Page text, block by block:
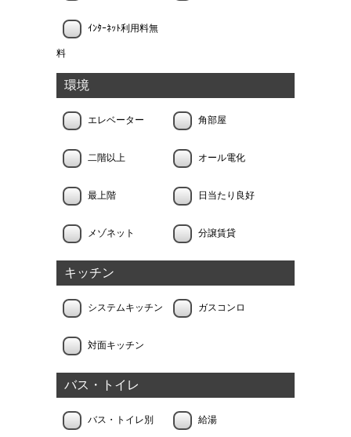
ｲﾝﾀｰﾈｯﾄ利用料無
料
環境
エレベーター 角部屋
二階以上 オール電化
最上階 日当たり良好
メゾネット 分譲賃貸
キッチン
システムキッチン ガスコンロ
対面キッチン
バス・トイレ
バス・トイレ別 給湯